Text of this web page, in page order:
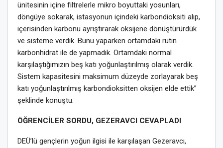
ünitesinin içine filtrelerle mikro boyuttaki yosunları,
döngüye sokarak, istasyonun içindeki karbondioksiti alıp,
içerisinden karbonu ayrıştırarak oksijene dönüştürürdük
ve sisteme verdik. Bunu yaparken ortamdaki rutin
karbonhidrat ile de yapmadık. Ortamdaki normal
karşılaştığımızın beş katı yoğunlaştırılmış olarak verdik.
Sistem kapasitesini maksimum düzeyde zorlayarak beş
katı yoğunlaştırılmış karbondioksitten oksijen elde ettik”
şeklinde konuştu.
ÖĞRENCİLER SORDU, GEZERAVCI CEVAPLADI
DEÜ’lü gençlerin yoğun ilgisi ile karşılaşan Gezeravcı,